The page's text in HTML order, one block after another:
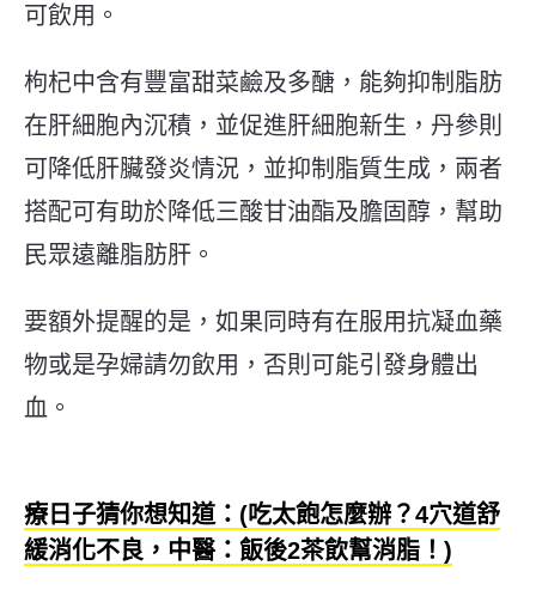
可飲用。
枸杞中含有豐富甜菜鹼及多醣，能夠抑制脂肪
在肝細胞內沉積，並促進肝細胞新生，丹參則
可降低肝臟發炎情況，並抑制脂質生成，兩者
搭配可有助於降低三酸甘油酯及膽固醇，幫助
民眾遠離脂肪肝。
要額外提醒的是，如果同時有在服用抗凝血藥
物或是孕婦請勿飲用，否則可能引發身體出
血。
療日子猜你想知道：(吃太飽怎麼辦？4穴道舒
緩消化不良，中醫：飯後2茶飲幫消脂！)